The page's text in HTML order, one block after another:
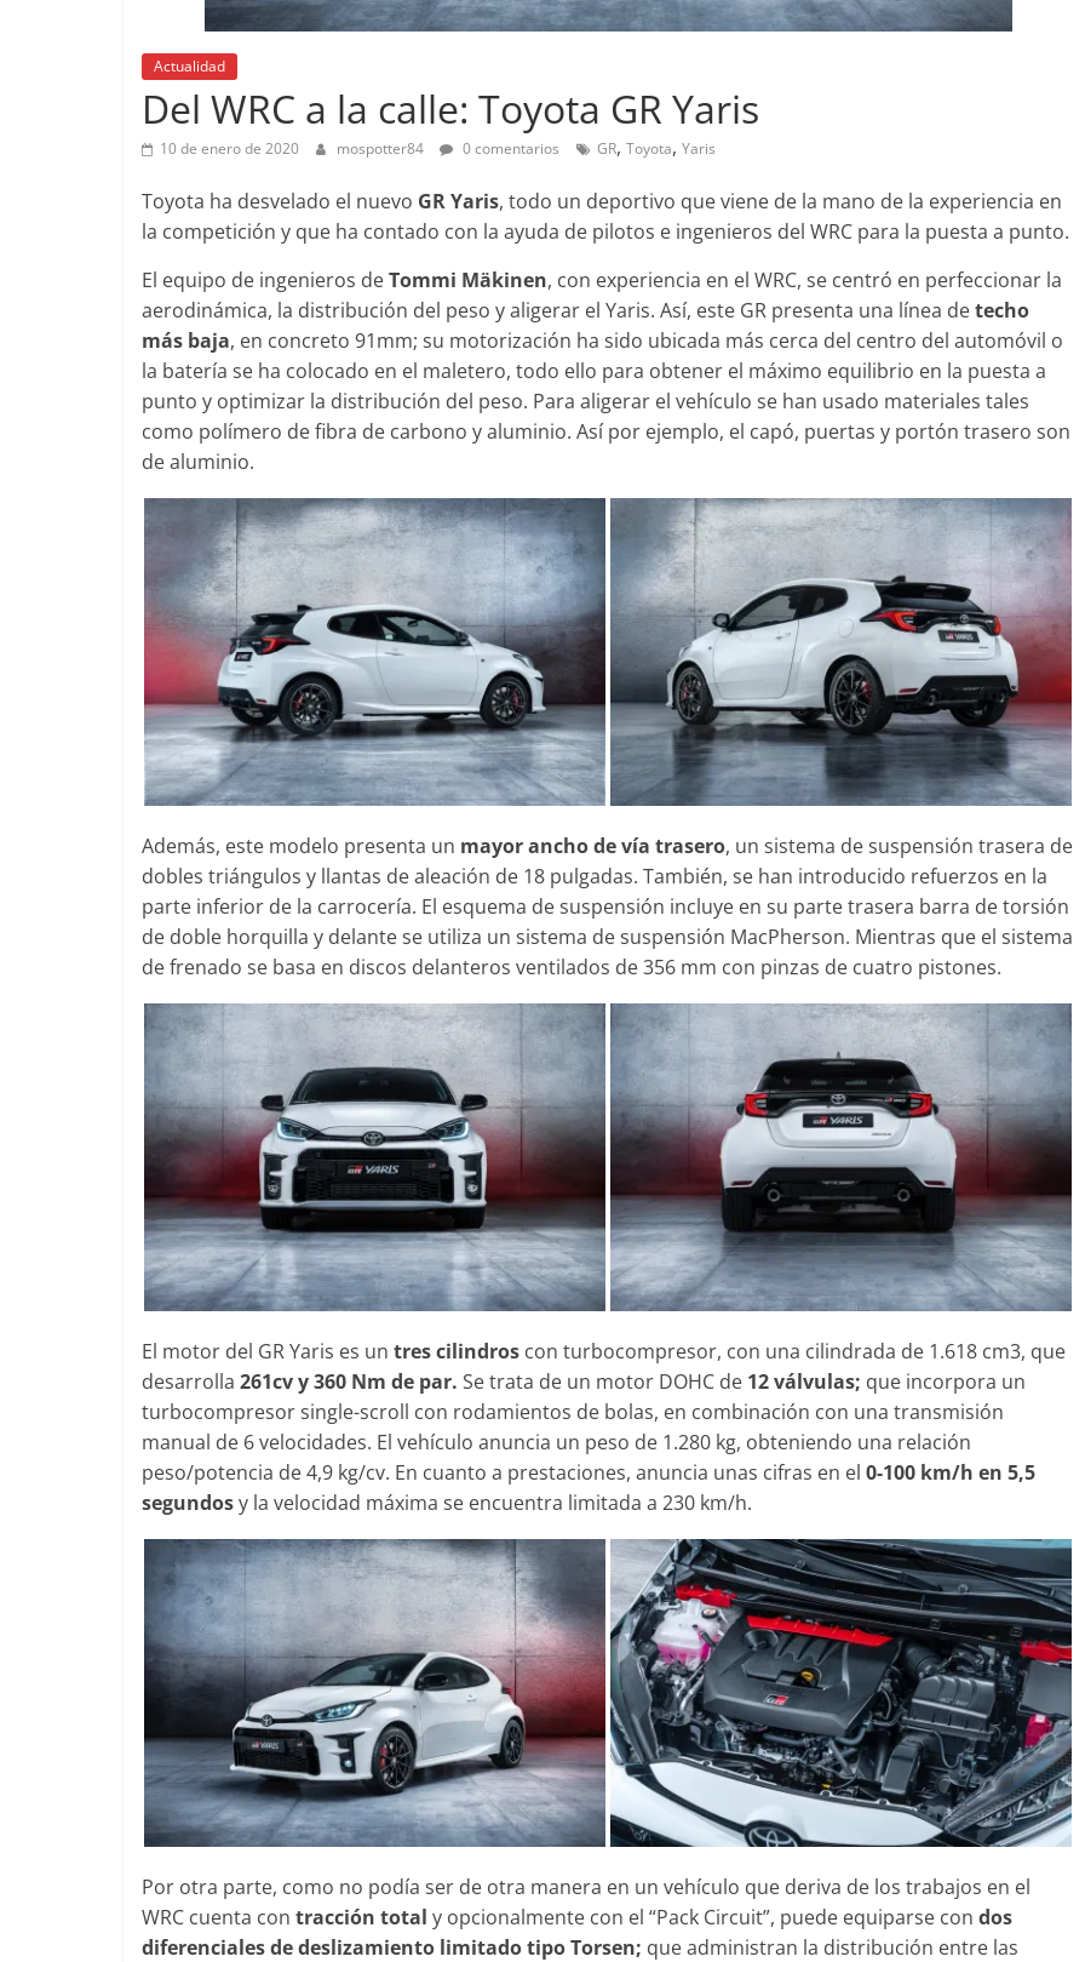
Actualidad
Del WRC a la calle: Toyota GR Yaris
10 de enero de 2020 mospotter84 0 comentarios GR, Toyota, Yaris
Toyota ha desvelado el nuevo GR Yaris, todo un deportivo que viene de la mano de la experiencia en
la competición y que ha contado con la ayuda de pilotos e ingenieros del WRC para la puesta a punto.
El equipo de ingenieros deTommi Mäkinen, con experiencia en el WRC, se centró en perfeccionar la
aerodinámica, la distribución del peso y aligerar el Yaris. Así, este GR presenta una línea detecho
más baja, en concreto 91mm; su motorización ha sido ubicada más cerca del centro del automóvil o
la batería se ha colocado en el maletero, todo ello para obtener el máximo equilibrio en la puesta a
punto y optimizar la distribución del peso. Para aligerar el vehículo se han usado materiales tales
como polímero de fibra de carbono y aluminio. Así por ejemplo, el capó, puertas y portón trasero son
de aluminio.
Además, este modelo presenta un mayor ancho de vía trasero, un sistema de suspensión trasera de
dobles triángulos y llantas de aleación de 18 pulgadas. También, se han introducido refuerzos en la
parte inferior de la carrocería. El esquema de suspensión incluye en su parte trasera barra de torsión
de doble horquilla y delante se utiliza un sistema de suspensión MacPherson. Mientras que el sistema
de frenado se basa en discos delanteros ventilados de 356 mm con pinzas de cuatro pistones.
El motor del GR Yaris es un tres cilindros con turbocompresor, con una cilindrada de 1.618 cm3, que
desarrolla 261cv y 360 Nm de par. Se trata de un motor DOHC de 12 válvulas; que incorpora un
turbocompresor single-scroll con rodamientos de bolas, en combinación con una transmisión
manual de 6 velocidades. El vehículo anuncia un peso de 1.280 kg, obteniendo una relación
peso/potencia de 4,9 kg/cv. En cuanto a prestaciones, anuncia unas cifras en el 0-100 km/h en 5,5
segundosy la velocidad máxima se encuentra limitada a 230 km/h.
Por otra parte, como no podía ser de otra manera en un vehículo que deriva de los trabajos en el
WRC cuenta con tracción total y opcionalmente con el “Pack Circuit”, puede equiparse con dos
diferenciales de deslizamiento limitado tipo Torsen; que administran la distribución entre las
Probamos el SEAT Ibiza FR
1.0 TSI 115cv DSG
12 de abril de 2021 Joschelito 0
Pruebas
Probamos el Mercedes-Benz
19 de abril de 2020 Joschelito 0
Pruebas
Audi RS6: 20 años de
deportividad
25 de julio de 2022 mospotter84 0
Clásicos
BMW Serie 7: lujo desde
1977
28 de junio de 2022 mospotter84 0
Clásicos
20 años del Porsche
Cayenne
10 de junio de 2022 mospotter84
50 años del Mercedes-Benz
ESF 13: un experimento de
seguridad
31 de mayo de 2022 mospotter84 0
Seguridad Vídeo
El Mazda CX-5 2022 logra la
máxima nota en las pruebas
de seguridad del IIHS
11 de noviembre de 2021
mospotter84
0
Seguridad
años de seguridad
21 de octubre de 2021 mospotter84